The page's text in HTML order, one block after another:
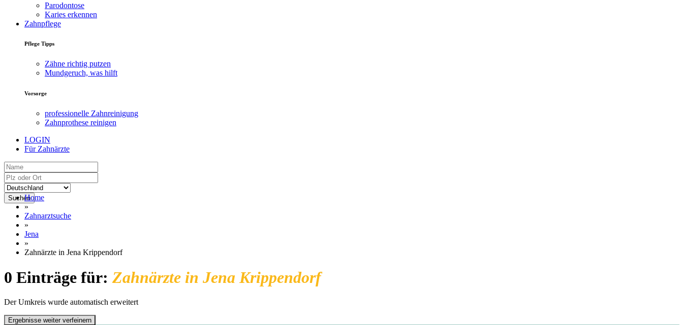
Parodontose
Karies erkennen
Zahnpflege
Pflege Tipps
Zähne richtig putzen
Mundgeruch, was hilft
Vorsorge
professionelle Zahnreinigung
Zahnprothese reinigen
LOGIN
Für Zahnärzte
SuchenHome
»
Zahnarztsuche
»
Jena
»
Zahnärzte in Jena Krippendorf
0 Einträge für: Zahnärzte in Jena Krippendorf
Der Umkreis wurde automatisch erweitert
Ergebnisse weiter verfeinern